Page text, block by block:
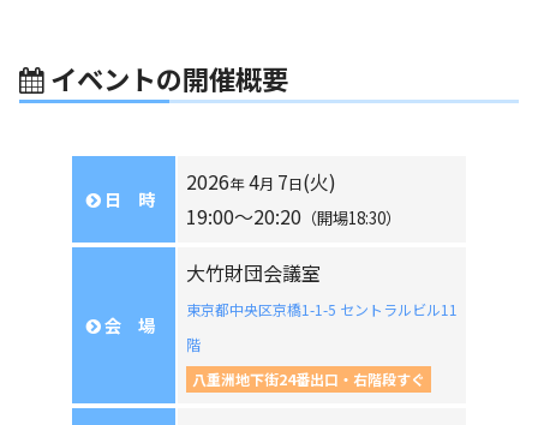
イベントの開催概要
日 時
2026年4月 7日(火)
19:00〜20:20 （開場18:30）
会 場
大竹財団会議室
東京都中央区京橋1-1-5 セントラルビル11
階
八重洲地下街24番出口・右階段すぐ